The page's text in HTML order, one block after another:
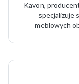
Kavon,
specjalizuje
meblowych